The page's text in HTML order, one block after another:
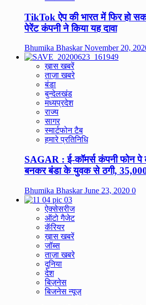
TikTok ऐप की भारत में फिर हो
पेरेंट कंपनी ने किया यह दावा
Bhumika BhaskarNovember 20,
ख़ास खबरें
ताज़ा खबरे
बंडा
बुन्देलखंड
मध्यप्रदेश
राज्य
सागर
स्मार्टफोन टैब
हमारे प्रतिनिधि
SAGAR : ई-कॉमर्स कंपनी फोन
बनकर बंडा के युवक से ठगी, 35,000
Bhumika BhaskarJune 23, 2020 0
ऐक्सेसरीज
ऑटो गैजेट
कॅरियर
ख़ास खबरें
जॉब्स
ताज़ा खबरे
दुनिया
देश
बिज़नेस
बिजनेस न्यूज़